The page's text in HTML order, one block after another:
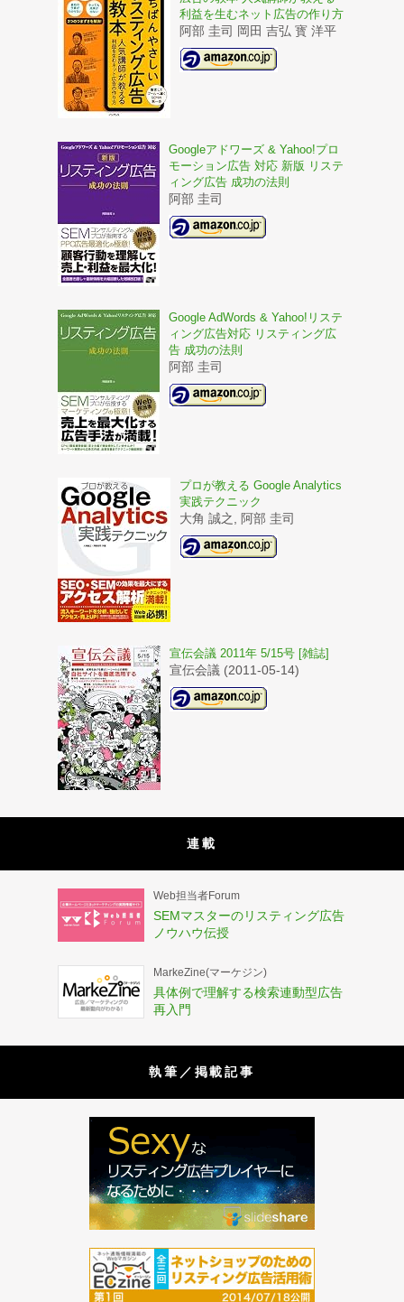
利益を生むネット広告の作り方
阿部 圭司 岡田 吉弘 寳 洋平
Googleアドワーズ & Yahoo!プロ
モーション広告 対応 新版 リステ
ィング広告 成功の法則
阿部 圭司
Google AdWords & Yahoo!リステ
ィング広告対応 リスティング広
告 成功の法則
阿部 圭司
プロが教える Google Analytics
実践テクニック
大角 誠之, 阿部 圭司
宣伝会議 2011年 5/15号 [雑誌]
宣伝会議 (2011-05-14)
連載
Web担当者Forum
SEMマスターのリスティング広告
ノウハウ伝授
MarkeZine(マーケジン)
具体例で理解する検索連動型広告
再入門
執筆／掲載記事